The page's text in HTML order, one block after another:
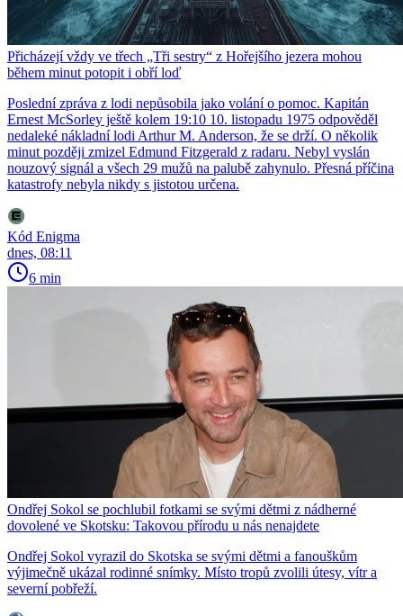
Přicházejí vždy ve třech „Tři sestry“ z Hořejšího jezera mohou
během minut potopit i obří loď
Poslední zpráva z lodi nepůsobila jako volání o pomoc. Kapitán
Ernest McSorley ještě kolem 19:10 10. listopadu 1975 odpověděl
nedaleké nákladní lodi Arthur M. Anderson, že se drží. O několik
minut později zmizel Edmund Fitzgerald z radaru. Nebyl vyslán
nouzový signál a všech 29 mužů na palubě zahynulo. Přesná příčina
katastrofy nebyla nikdy s jistotou určena.
Kód Enigma
dnes, 08:11
6 min
Ondřej Sokol se pochlubil fotkami se svými dětmi z nádherné
dovolené ve Skotsku: Takovou přírodu u nás nenajdete
Ondřej Sokol vyrazil do Skotska se svými dětmi a fanouškům
výjimečně ukázal rodinné snímky. Místo tropů zvolili útesy, vítr a
severní pobřeží.